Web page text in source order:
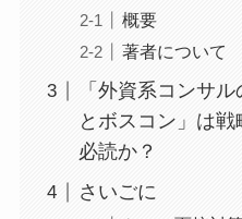
概要
著者について
「外資系コンサ
とボスコン」は
必読か？
さいごに